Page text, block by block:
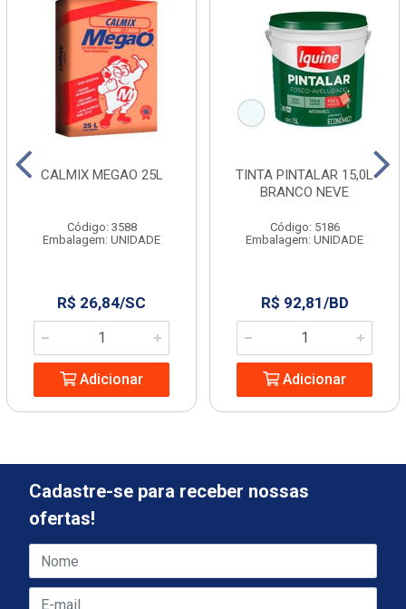
CALMIX MEGAO 25L
Código: 3588
Embalagem: UNIDADE
R$ 26,84/SC
Adicionar
TINTA PINTALAR 15,0L
BRANCO NEVE
Código: 5186
Embalagem: UNIDADE
R$ 92,81/BD
Adicionar
Cadastre-se para receber nossas
ofertas!